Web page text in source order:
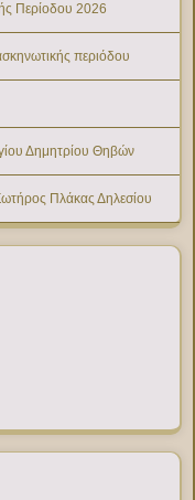
Περίοδου 2026
περιόδου
Δημητρίου Θηβών
Πλάκας Δηλεσίου